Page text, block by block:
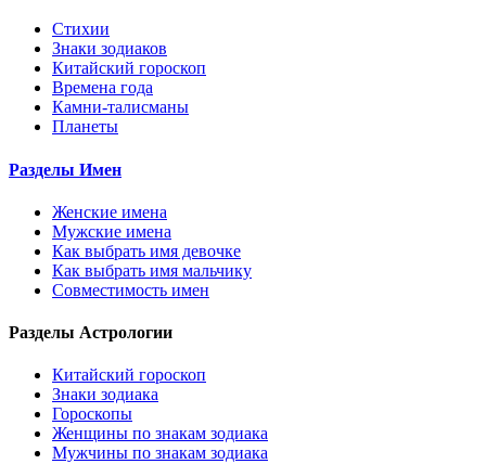
Стихии
Знаки зодиаков
Китайский гороскоп
Времена года
Камни-талисманы
Планеты
Разделы Имен
Женские имена
Мужские имена
Как выбрать имя девочке
Как выбрать имя мальчику
Совместимость имен
Разделы Астрологии
Китайский гороскоп
Знаки зодиака
Гороскопы
Женщины по знакам зодиака
Мужчины по знакам зодиака